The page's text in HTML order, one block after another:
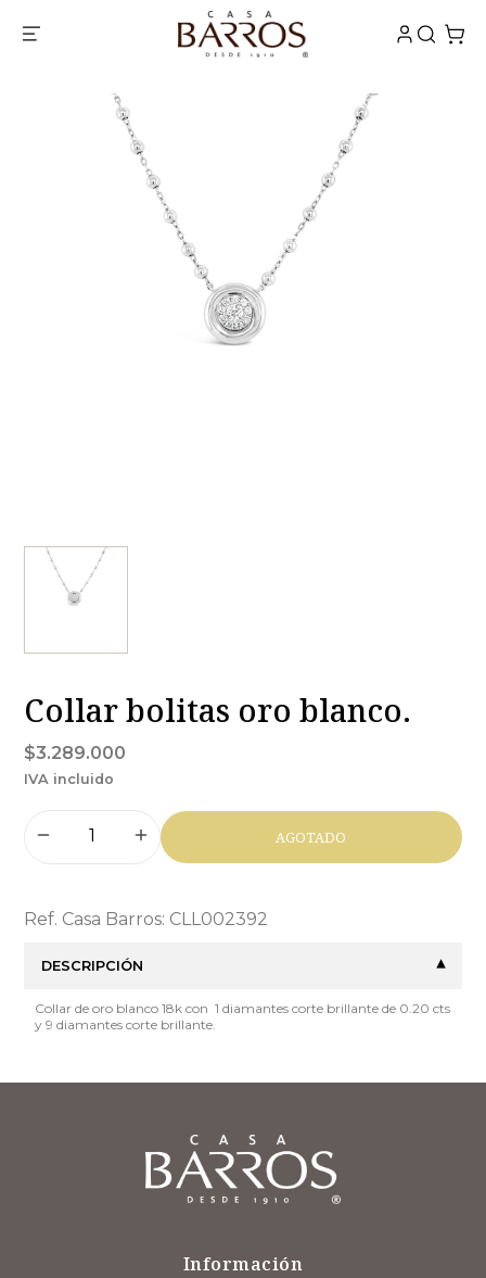
Collar bolitas oro blanco.
$3.289.000
IVA incluido
AGOTADO
Ref. Casa Barros: CLL002392
DESCRIPCIÓN
Collar de oro blanco 18k con 1 diamantes corte brillante de 0.20 cts
y 9 diamantes corte brillante.
Información